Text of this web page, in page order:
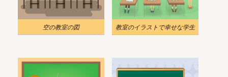
空の教室の図 教室のイラストで幸せな学生